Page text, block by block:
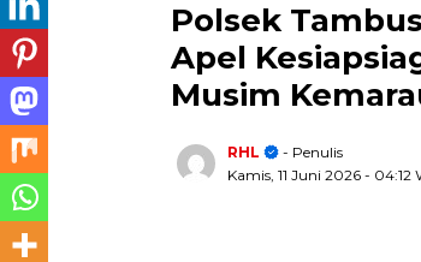
Polsek
Apel
Musim
RHL
- Penulis
Kamis, 11 Juni 2026 - 04:12